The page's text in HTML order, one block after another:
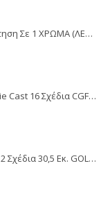
Λούτρινο Αρκουδάκι Αποφοίτηση Σε 1 ΧΡΩΜΑ (ΛΕΥΚΟ)25Εκ 1850
Fisher-Price Blaze Οχήματα Die Cast 16 Σχέδια CGF20
Λούτρινα Super Mario & Luigi 2 Σχέδια 30,5 Εκ. GOL13769